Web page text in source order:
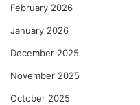
February 2026
January 2026
December 2025
November 2025
October 2025